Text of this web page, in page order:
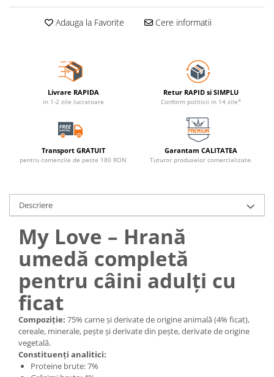
Adauga la Favorite Cere informatii
Livrare RAPIDA
in 1-2 zile lucratoare
Retur RAPID si SIMPLU
Conform politicii in 14 zile*
Transport GRATUIT
pentru comenzile de peste 180 RON
Garantam CALITATEA
Tuturor produselor comercializate.
Descriere
My Love – Hrană
umedă completă
pentru câini adulți cu
ficat
Compoziție: 75% carne și derivate de origine animală (4% ficat),
cereale, minerale, pește și derivate din pește, derivate de origine
vegetală.
Constituenți analitici:
Proteine brute: 7%